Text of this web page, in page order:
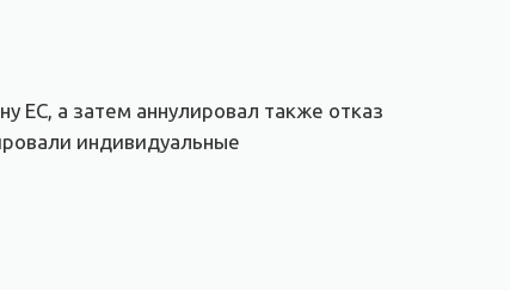
ЕС, а затем аннулировал также отказ
индивидуальные